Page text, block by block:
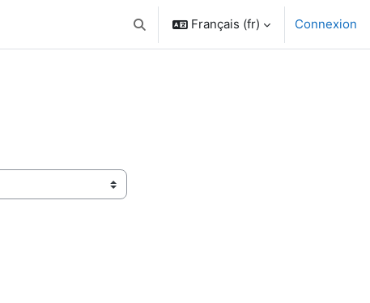
Activer/désactiver la saisie de recherche
Français ‎(fr)‎ Connexion